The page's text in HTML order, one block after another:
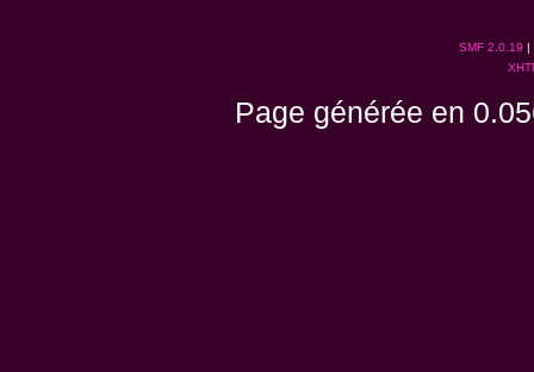
SMF 2.0.19 |
Page générée en